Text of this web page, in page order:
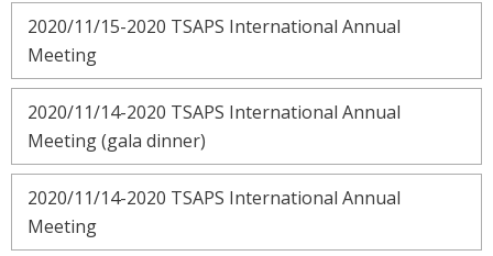
2020/11/15-2020 TSAPS International Annual
Meeting
2020/11/14-2020 TSAPS International Annual
Meeting (gala dinner)
2020/11/14-2020 TSAPS International Annual
Meeting